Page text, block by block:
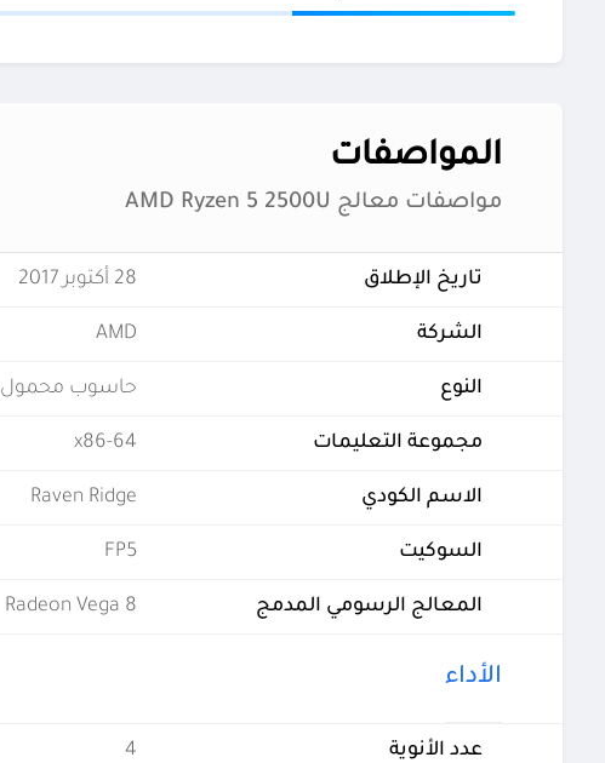
المواصفات
مواصفات معالج AMD Ryzen 5 2500U
تاريخ الإطلاق 28 أكتوبر 2017
الشركة AMD
النوع حاسوب محمول
مجموعة التعليمات x86-64
الاسم الكودي Raven Ridge
السوكيت FP5
المعالج الرسومي المدمج Radeon Vega 8
الأداء
عدد الأنوية 4